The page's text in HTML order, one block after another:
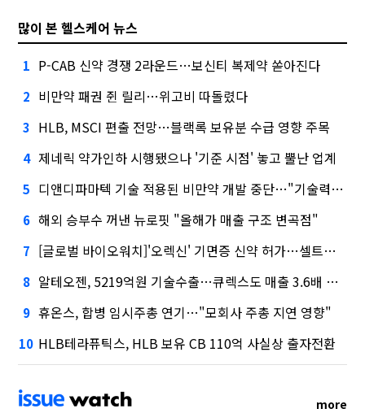
많이 본 헬스케어 뉴스
1 P-CAB 신약 경쟁 2라운드…보신티 복제약 쏟아진다
2 비만약 패권 쥔 릴리…위고비 따돌렸다
3 HLB, MSCI 편출 전망…블랙록 보유분 수급 영향 주목
4 제네릭 약가인하 시행됐으나 '기준 시점' 놓고 뿔난 업계
5 디앤디파마텍 기술 적용된 비만약 개발 중단…"기술력 문제 아냐"
6 해외 승부수 꺼낸 뉴로핏 "올해가 매출 구조 변곡점"
7 [글로벌 바이오워치]'오렉신' 기면증 신약 허가…셀트리온도 도전
8 알테오젠, 5219억원 기술수출…큐렉스도 매출 3.6배 급증
9 휴온스, 합병 임시주총 연기…"모회사 주총 지연 영향"
10 HLB테라퓨틱스, HLB 보유 CB 110억 사실상 출자전환
more